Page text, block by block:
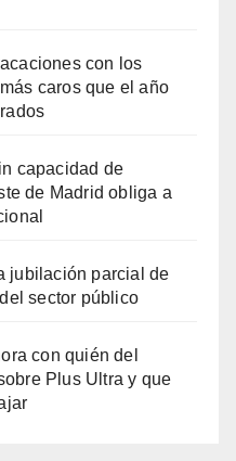
con los
caros que el año
capacidad de
de Madrid obliga a
jubilación parcial de
sector público
con quién del
Plus Ultra y que